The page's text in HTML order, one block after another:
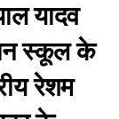
यादव
स्कूल के
रेशम